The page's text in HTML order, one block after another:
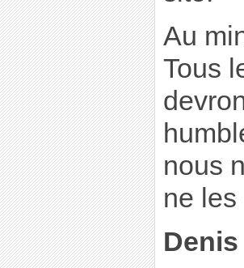
Au
Tous
nous
ne